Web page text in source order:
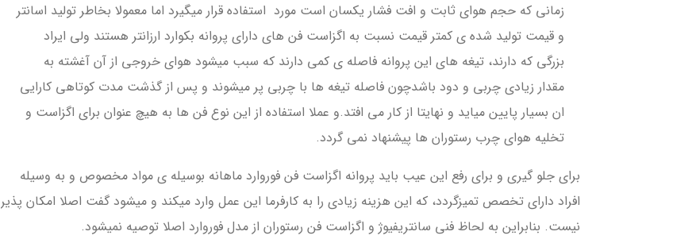
زمانی که حجم هوای ثابت و افت فشار یکسان است مورد استفاده قرار میگیرد اما معمولا بخاطر تولید اسانتر
و قیمت تولید شده ی کمتر قیمت نسبت به اگزاست فن های دارای پروانه بکوارد ارزانتر هستند ولی ایراد
بزرگی که دارند، تیغه های این پروانه فاصله ی کمی دارند که سبب میشود هوای خروجی از آن آغشته به
مقدار زیادی چربی و دود باشدچون فاصله تیغه ها با چربی پر میشوند و پس از گذشت مدت کوتاهی کارایی
ان بسیار پایین میاید و نهایتا از کار می افتد.و عملا استفاده از اين نوع فن ها به هيچ عنوان براي اگزاست و
تخليه هواي چرب رستوران ها پيشنهاد نمي گردد.
برای جلو گیری و برای رفع این عیب باید پروانه اگزاست فن فوروارد ماهانه بوسیله ی مواد مخصوص و به وسیله
افراد دارای تخصص تمیزگردد، که این هزینه زیادی را به کارفرما این عمل وارد میکند و میشود گفت اصلا امکان پذیر
نیست. بنابراین به لحاظ فنی سانتریفیوژ و اگزاست فن رستوران از مدل فوروارد اصلا توصیه نمیشود.